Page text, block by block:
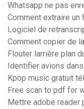
Whatsapp ne pas
Comment extraire un
Logiciel de
Comment copier de
Flouter larrière plan
Identifier avions
Kpop music gratuit
Free scan to pdf for
Mettre adobe reader